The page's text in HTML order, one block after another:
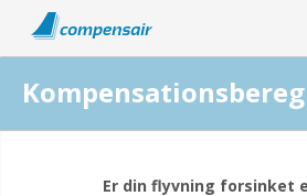
Er din flyvning forsinket